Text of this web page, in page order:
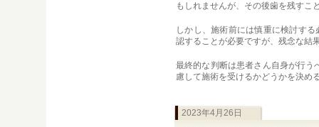
もしれませんが、その後歯を残すこ
しかし、施術前には慎重に検討す
認することが必要ですが、残念な結
最終的な判断は患者さん自身が行
慮して施術を受けるかどうかを決め
2023年4月26日